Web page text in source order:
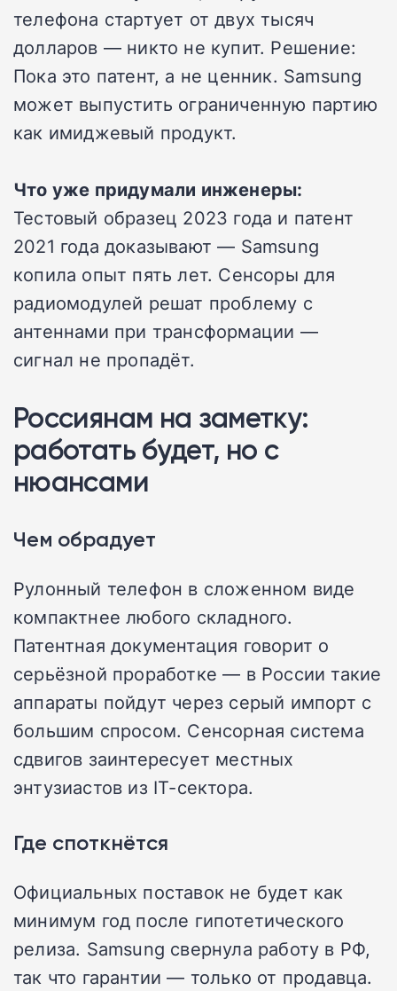
телефона стартует от двух тысяч
долларов — никто не купит. Решение:
Пока это патент, а не ценник. Samsung
может выпустить ограниченную партию
как имиджевый продукт.
Что уже придумали инженеры:
Тестовый образец 2023 года и патент
2021 года доказывают — Samsung
копила опыт пять лет. Сенсоры для
радиомодулей решат проблему с
антеннами при трансформации —
сигнал не пропадёт.
Россиянам на заметку:
работать будет, но с
нюансами
Чем обрадует
Рулонный телефон в сложенном виде
компактнее любого складного.
Патентная документация говорит о
серьёзной проработке — в России такие
аппараты пойдут через серый импорт с
большим спросом. Сенсорная система
сдвигов заинтересует местных
энтузиастов из IT-сектора.
Где споткнётся
Официальных поставок не будет как
минимум год после гипотетического
релиза. Samsung свернула работу в РФ,
так что гарантии — только от продавца.